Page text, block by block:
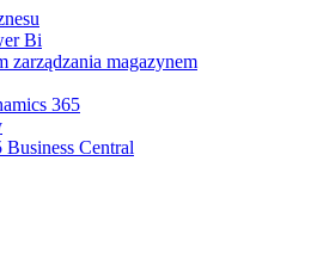
Bi
zarządzania magazynem
365
Central